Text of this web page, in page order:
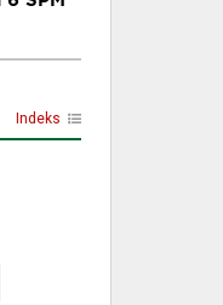
Indeks